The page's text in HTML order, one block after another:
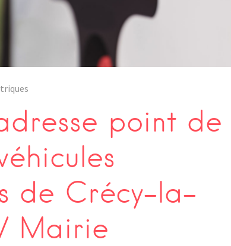
point de
de Crécy-la-
Mairie